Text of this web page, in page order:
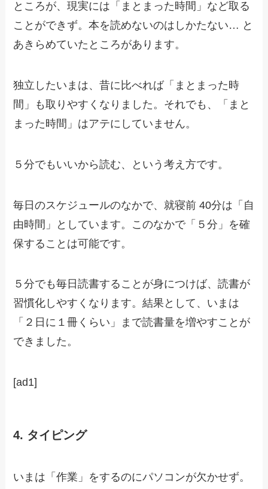
ところが、現実には「まとまった時間」など取る
ことができず。本を読めないのはしかたない… と
あきらめていたところがあります。
独立したいまは、昔に比べれば「まとまった時
間」も取りやすくなりました。それでも、「まと
まった時間」はアテにしていません。
５分でもいいから読む、という考え方です。
毎日のスケジュールのなかで、就寝前 40分は「自
由時間」としています。このなかで「５分」を確
保することは可能です。
５分でも毎日読書することが身につけば、読書が
習慣化しやすくなります。結果として、いまは
「２日に１冊くらい」まで読書量を増やすことが
できました。
[ad1]
4. タイピング
いまは「作業」をするのにパソコンが欠かせず。